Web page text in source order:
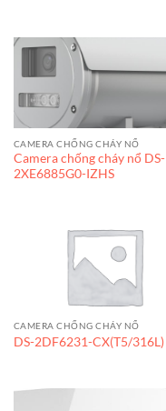
CAMERA CHỐNG CHÁY NỔ
Camera chống cháy nổ DS-
2XE6885G0-IZHS
CAMERA CHỐNG CHÁY NỔ
DS-2DF6231-CX(T5/316L)